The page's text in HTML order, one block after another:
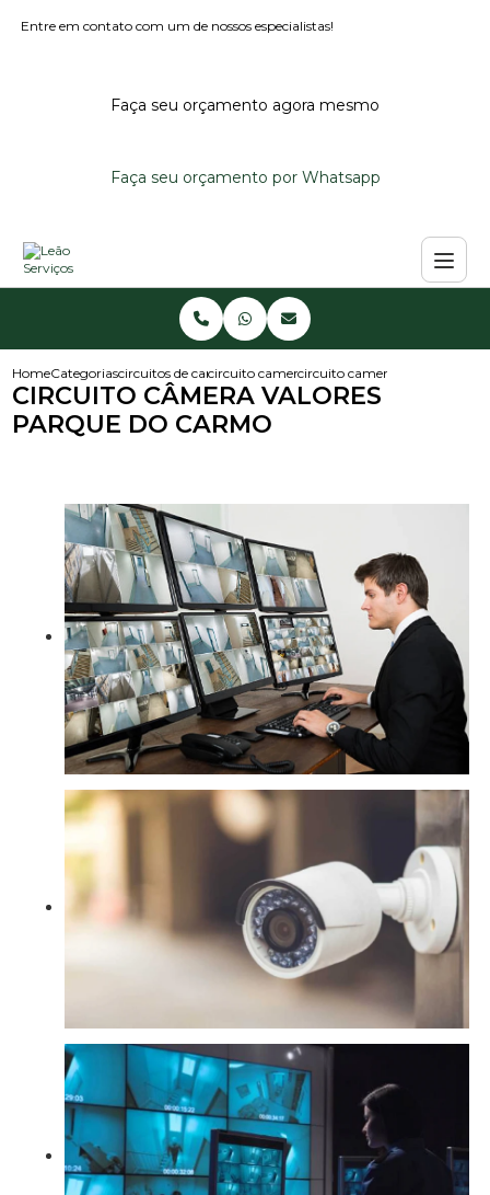
Entre em contato com um de nossos especialistas!
Faça seu orçamento agora mesmo
Faça seu orçamento por Whatsapp
HomeCategoriascircuitos de camerascircuito camera residencial
circuito camera valores
CIRCUITO CÂMERA VALORES
PARQUE DO CARMO